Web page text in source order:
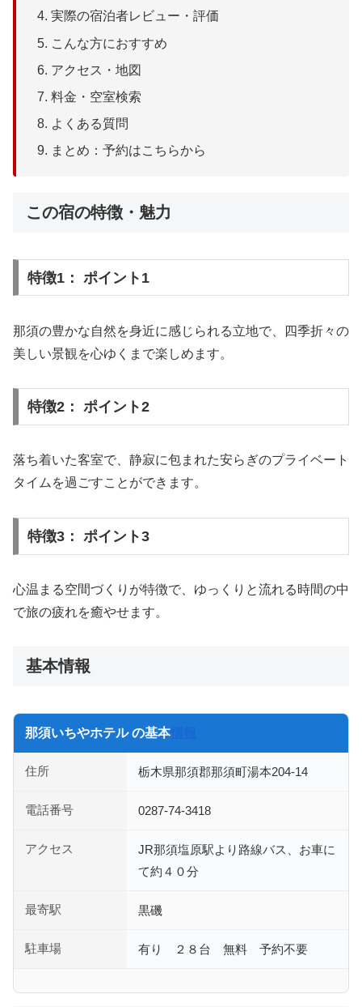
実際の宿泊者レビュー・評価
こんな方におすすめ
アクセス・地図
料金・空室検索
よくある質問
まとめ：予約はこちらから
この宿の特徴・魅力
特徴1： ポイント1
那須の豊かな自然を身近に感じられる立地で、四季折々の
美しい景観を心ゆくまで楽しめます。
特徴2： ポイント2
落ち着いた客室で、静寂に包まれた安らぎのプライベート
タイムを過ごすことができます。
特徴3： ポイント3
心温まる空間づくりが特徴で、ゆっくりと流れる時間の中
で旅の疲れを癒やせます。
基本情報
那須いちやホテル の基本情報
住所 栃木県那須郡那須町湯本204-14
電話番号 0287-74-3418
アクセス
JR那須塩原駅より路線バス、お車に
て約４０分
最寄駅 黒磯
駐車場 有り ２８台 無料 予約不要